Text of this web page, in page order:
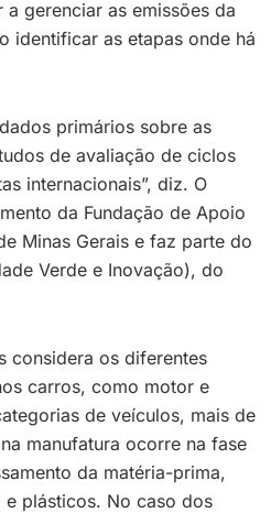
gerenciar as emissões da
identificar as etapas onde há
primários sobre as
de avaliação de ciclos
internacionais”, diz. O
da Fundação de Apoio
Minas Gerais e faz parte do
Verde e Inovação), do
considera os diferentes
carros, como motor e
de veículos, mais de
manufatura ocorre na fase
da matéria-prima,
plásticos. No caso dos